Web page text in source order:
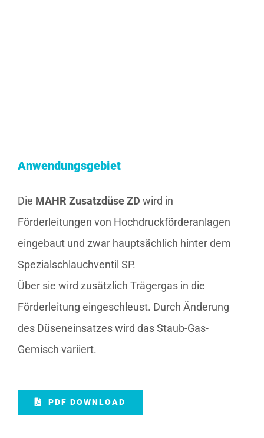
Anwendungsgebiet
Die MAHR Zusatzdüse ZD wird in
Förderleitungen von Hochdruckförderanlagen
eingebaut und zwar hauptsächlich hinter dem
Spezialschlauchventil SP.
Über sie wird zusätzlich Trägergas in die
Förderleitung eingeschleust. Durch Änderung
des Düseneinsatzes wird das Staub-Gas-
Gemisch variiert.
PDF DOWNLOAD